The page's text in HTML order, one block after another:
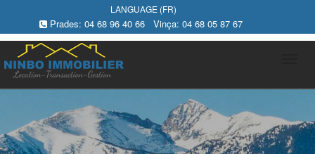
LANGUAGE (FR)
Prades: 04 68 96 40 66 Vinça: 04 68 05 87 67